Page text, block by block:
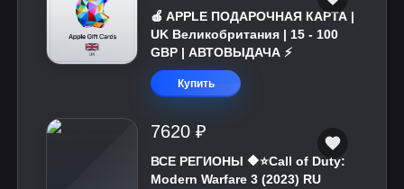
🍎 APPLE ПОДАРОЧНАЯ КАРТА |
UK Великобритания | 15 - 100
GBP | АВТОВЫДАЧА ⚡️
Купить
7620 ₽
ВСЕ РЕГИОНЫ 🔶⭐Call of Duty:
Modern Warfare 3 (2023) RU